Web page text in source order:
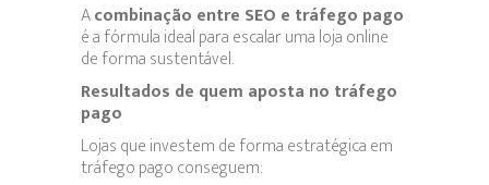
Acombinação entre SEO e tráfego pago
é a fórmula ideal para escalar uma loja online
de forma sustentável.
Resultados de quem aposta no tráfego
pago
Lojas que investem de forma estratégica em
tráfego pago conseguem: